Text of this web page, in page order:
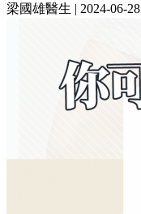
梁國雄醫生 | 2024-06-28